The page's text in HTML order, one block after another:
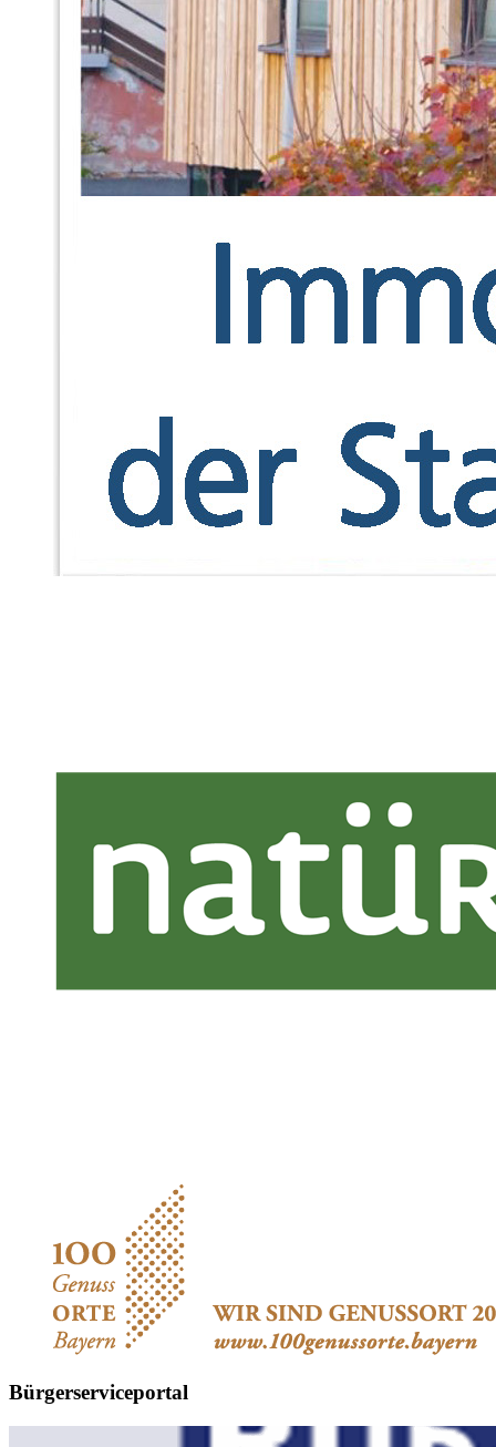
Bürgerserviceportal